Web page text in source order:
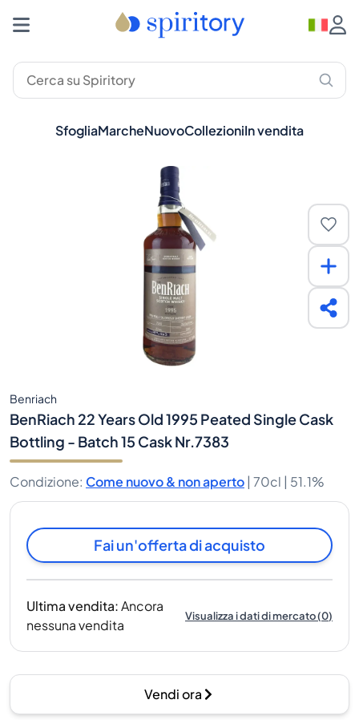
SfogliaMarcheNuovoCollezioniIn vendita
Benriach
BenRiach 22 Years Old 1995 Peated Single Cask
Bottling - Batch 15 Cask Nr.7383
Condizione: Come nuovo & non aperto | 70cl | 51.1%
Fai un'offerta di acquisto
Ultima vendita:Ancora
nessuna vendita
Visualizza i dati di mercato(0)
Vendi ora